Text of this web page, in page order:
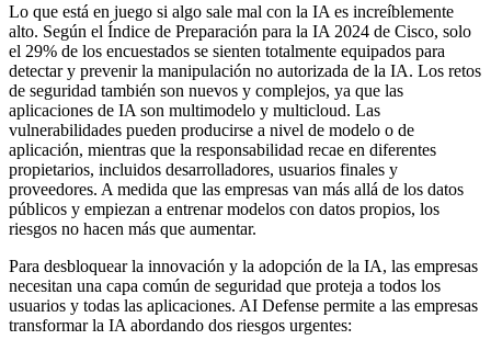
Lo que está en juego si algo sale mal con la IA es increíblemente
alto. Según el Índice de Preparación para la IA 2024 de Cisco, solo
el 29% de los encuestados se sienten totalmente equipados para
detectar y prevenir la manipulación no autorizada de la IA. Los retos
de seguridad también son nuevos y complejos, ya que las
aplicaciones de IA son multimodelo y multicloud. Las
vulnerabilidades pueden producirse a nivel de modelo o de
aplicación, mientras que la responsabilidad recae en diferentes
propietarios, incluidos desarrolladores, usuarios finales y
proveedores. A medida que las empresas van más allá de los datos
públicos y empiezan a entrenar modelos con datos propios, los
riesgos no hacen más que aumentar.
Para desbloquear la innovación y la adopción de la IA, las empresas
necesitan una capa común de seguridad que proteja a todos los
usuarios y todas las aplicaciones. AI Defense permite a las empresas
transformar la IA abordando dos riesgos urgentes: